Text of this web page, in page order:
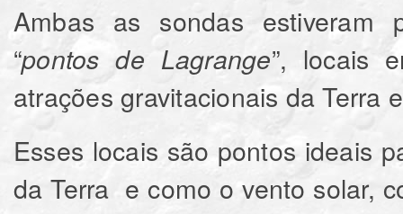
Ambas as sondas estiveram
“pontos de Lagrange”, locais
atrações gravitacionais da Terra
Esses locais são pontos ideais
da Terra e como o vento solar,